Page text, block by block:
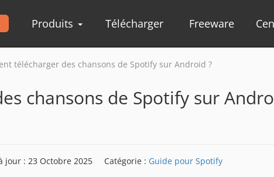
Produits Télécharger Freeware
télécharger des chansons de Spotify sur Android ?
chansons de Spotify sur
jour : 23 Octobre 2025 Catégorie : Guide pour Spotify